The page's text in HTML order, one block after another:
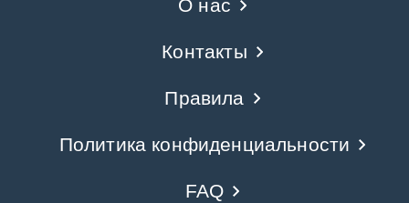
О нас
Контакты
Правила
Политика конфиденциальности
FAQ